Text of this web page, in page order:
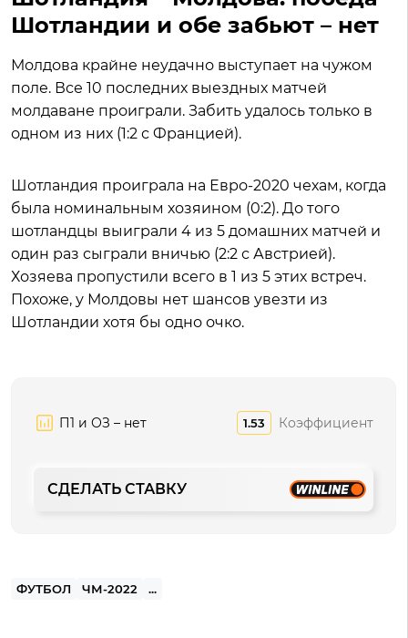
Шотландии и обе забьют – нет
Молдова крайне неудачно выступает на чужом
поле. Все 10 последних выездных матчей
молдаване проиграли. Забить удалось только в
одном из них (1:2 с Францией).
Шотландия проиграла на Евро-2020 чехам, когда
была номинальным хозяином (0:2). До того
шотландцы выиграли 4 из 5 домашних матчей и
один раз сыграли вничью (2:2 с Австрией).
Хозяева пропустили всего в 1 из 5 этих встреч.
Похоже, у Молдовы нет шансов увезти из
Шотландии хотя бы одно очко.
П1 и ОЗ – нет 1.53 Коэффициент
СДЕЛАТЬ СТАВКУ
ФУТБОЛ ЧМ-2022 ...